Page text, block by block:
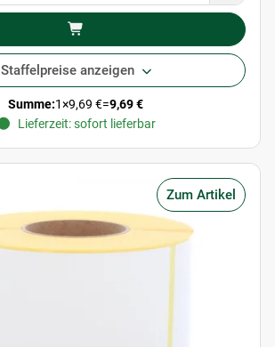
Staffelpreise anzeigen
Summe:1×9,69 €=9,69 €
Lieferzeit: sofort lieferbar
Zum Artikel